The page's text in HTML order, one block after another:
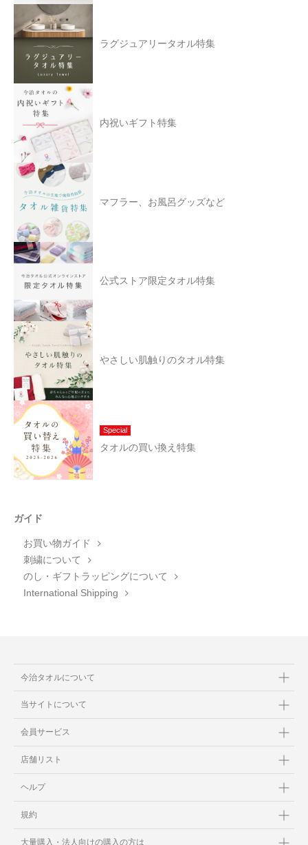
ラグジュアリータオル特集
内祝いギフト特集
マフラー、お風呂グッズなど
公式ストア限定タオル特集
やさしい肌触りのタオル特集
Special
タオルの買い換え特集
ガイド
お買い物ガイド
刺繍について
のし・ギフトラッピングについて
International Shipping
今治タオルについて
当サイトについて
会員サービス
店舗リスト
ヘルプ
規約
大量購入・法人向けの購入の方は